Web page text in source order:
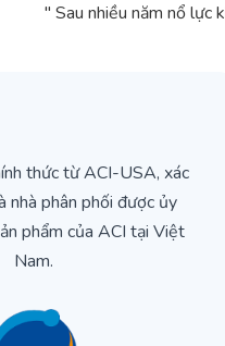
" Sau nhiều năm nổ lực
thức từ ACI-USA, xác
nhà phân phối được ủy
phẩm của ACI tại Việt
Nam.